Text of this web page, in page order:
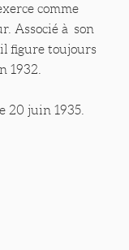
comme
Associé à son
figure toujours
1932.
20 juin 1935.